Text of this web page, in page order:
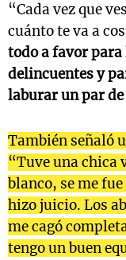
“Cada vez que
cuánto te va a
todo a favor
delincuentes y
laburar un par
También señaló
“Tuve una chica
blanco, se me
hizo juicio. Los
me cagó
tengo un buen